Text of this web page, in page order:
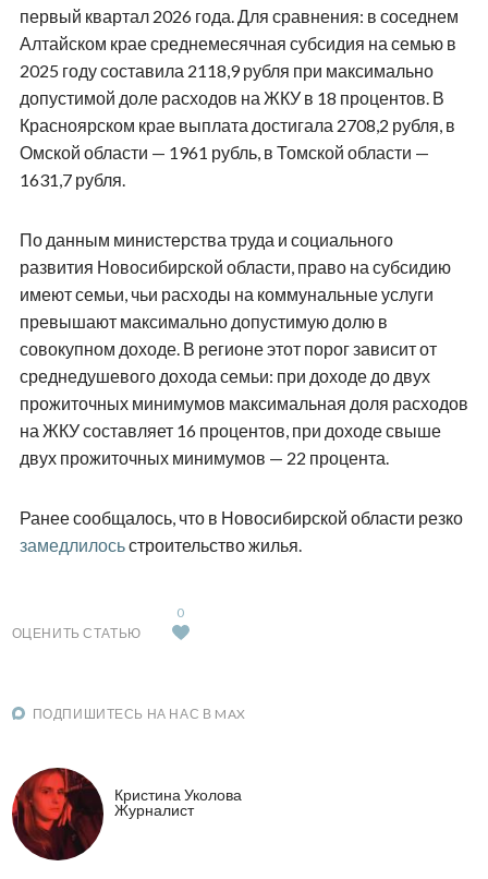
первый квартал 2026 года. Для сравнения: в соседнем
Алтайском крае среднемесячная субсидия на семью в
2025 году составила 2118,9 рубля при максимально
допустимой доле расходов на ЖКУ в 18 процентов. В
Красноярском крае выплата достигала 2708,2 рубля, в
Омской области — 1961 рубль, в Томской области —
1631,7 рубля.
По данным министерства труда и социального
развития Новосибирской области, право на субсидию
имеют семьи, чьи расходы на коммунальные услуги
превышают максимально допустимую долю в
совокупном доходе. В регионе этот порог зависит от
среднедушевого дохода семьи: при доходе до двух
прожиточных минимумов максимальная доля расходов
на ЖКУ составляет 16 процентов, при доходе свыше
двух прожиточных минимумов — 22 процента.
Ранее сообщалось, что в Новосибирской области резко
замедлилосьстроительство жилья.
ОЦЕНИТЬ СТАТЬЮ
0
ПОДПИШИТЕСЬ НА НАС В MAX
Кристина Уколова
Журналист